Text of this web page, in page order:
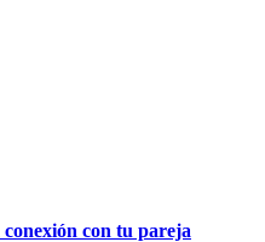
con tu pareja